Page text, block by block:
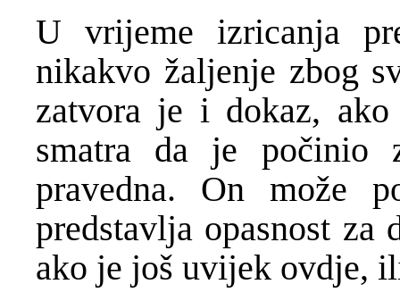
U vrijeme izricanja
nikakvo žaljenje zbog
zatvora je i dokaz,
smatra da je
pravedna. On može
predstavlja opasnost
ako je još uvijek ovdje,